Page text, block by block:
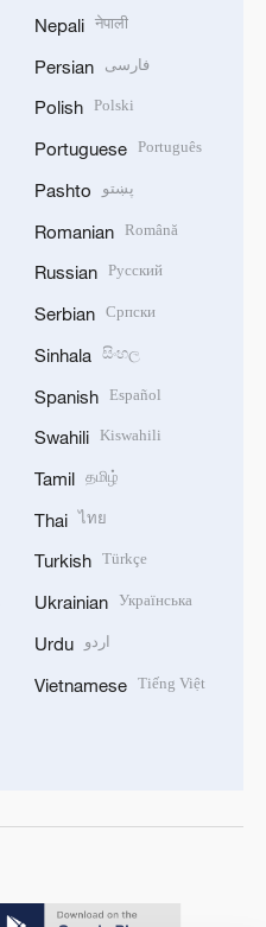
Nepali नेपाली
Persian فارسی
Polish Polski
Portuguese Português
Pashto پښتو
Romanian Română
Russian Русский
Serbian Српски
Sinhala සිංහල
Spanish Español
Swahili Kiswahili
Tamil தமிழ்
Thai ไทย
Turkish Türkçe
Ukrainian Українська
Urdu اردو
Vietnamese Tiếng Việt